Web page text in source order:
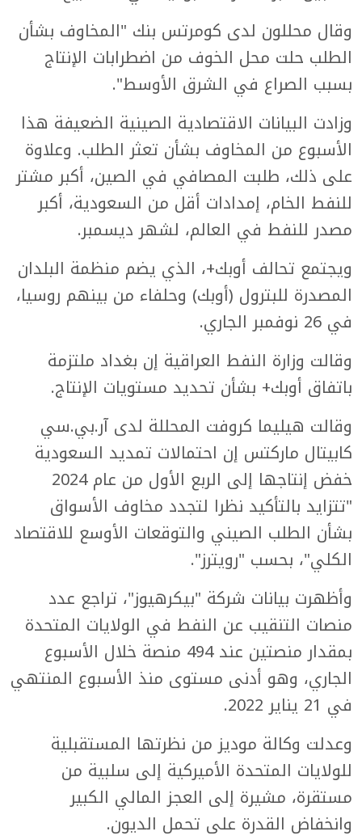
وقال محللون لدى كومرتس بنك "المخاوف بشأن
الطلب حلت محل الخوف من اضطرابات الإنتاج
بسبب الصراع في الشرق الأوسط".
وزادت البيانات الاقتصادية الصينية الضعيفة هذا
الأسبوع من المخاوف بشأن تعثر الطلب. وعلاوة
على ذلك، طلبت المصافي في الصين، أكبر مشتر
للنفط الخام، إمدادات أقل من السعودية، أكبر
مصدر للنفط في العالم، لشهر ديسمبر.
ويجتمع تحالف أوبك+، الذي يضم منظمة البلدان
المصدرة للبترول (أوبك) وحلفاء من بينهم روسيا،
في 26 نوفمبر الجاري.
وقالت وزارة النفط العراقية إن بغداد ملتزمة
باتفاق أوبك+ بشأن تحديد مستويات الإنتاج.
وقالت هيليما كروفت المحللة لدى آر.بي.سي
كابيتال ماركتس إن احتمالات تمديد السعودية
خفض إنتاجها إلى الربع الأول من عام 2024
"تتزايد بالتأكيد نظرا لتجدد مخاوف الأسواق
بشأن الطلب الصيني والتوقعات الأوسع للاقتصاد
الكلي"، بحسب "رويترز".
وأظهرت بيانات شركة "بيكرهيوز"، تراجع عدد
منصات التنقيب عن النفط في الولايات المتحدة
بمقدار منصتين عند 494 منصة خلال الأسبوع
الجاري، وهو أدنى مستوى منذ الأسبوع المنتهي
في 21 يناير 2022.
وعدلت وكالة موديز من نظرتها المستقبلية
للولايات المتحدة الأميركية إلى سلبية من
مستقرة، مشيرة إلى العجز المالي الكبير
وانخفاض القدرة على تحمل الديون.